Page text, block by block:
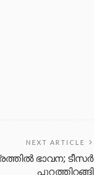
NEXT ARTICLE
ഭാവന; ടീസർ
പുറത്തിറങ്ങി